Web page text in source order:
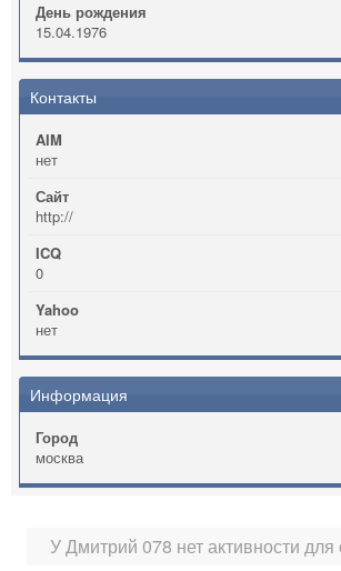
День рождения
15.04.1976
Контакты
AIM
нет
Сайт
http://
ICQ
0
Yahoo
нет
Информация
Город
москва
У Дмитрий 078 нет активности